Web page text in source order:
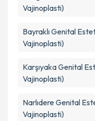
Vajinoplasti)
BayraklıGenital
Vajinoplasti)
KarşıyakaGenital
Vajinoplasti)
Narlıdere Genital
Vajinoplasti)